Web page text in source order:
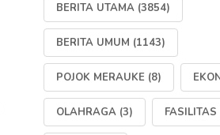
BERITA UTAMA (3854)
BERITA UMUM (1143)
POJOK MERAUKE (8)
OLAHRAGA (3)